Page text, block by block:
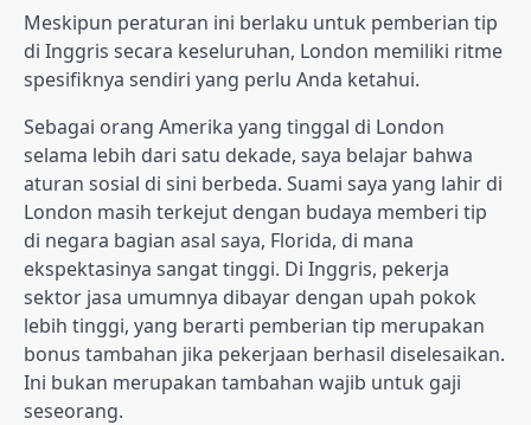
Meskipun peraturan ini berlaku untuk pemberian tip
di Inggris secara keseluruhan, London memiliki ritme
spesifiknya sendiri yang perlu Anda ketahui.
Sebagai orang Amerika yang tinggal di London
selama lebih dari satu dekade, saya belajar bahwa
aturan sosial di sini berbeda. Suami saya yang lahir di
London masih terkejut dengan budaya memberi tip
di negara bagian asal saya, Florida, di mana
ekspektasinya sangat tinggi. Di Inggris, pekerja
sektor jasa umumnya dibayar dengan upah pokok
lebih tinggi, yang berarti pemberian tip merupakan
bonus tambahan jika pekerjaan berhasil diselesaikan.
Ini bukan merupakan tambahan wajib untuk gaji
seseorang.